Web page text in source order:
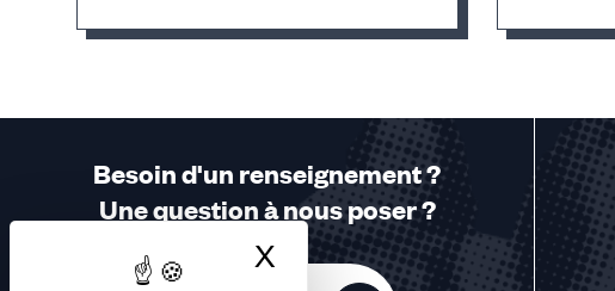
X Masquer le bandeau
Éléments
accessibles
Besoin d'un renseignement ?
Une question à nous poser ?